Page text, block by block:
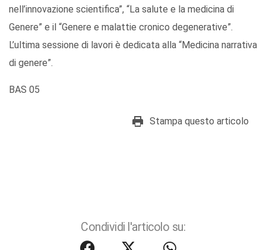
nell’innovazione scientifica”, “La salute e la medicina di
Genere” e il “Genere e malattie cronico degenerative”.
L’ultima sessione di lavori è dedicata alla “Medicina narrativa
di genere”.
BAS 05
Stampa questo articolo
Condividi l'articolo su: